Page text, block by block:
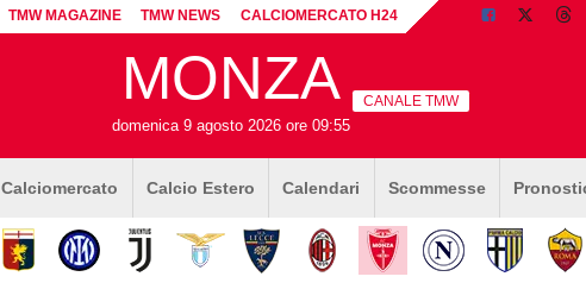
TMW MAGAZINE TMW NEWS CALCIOMERCATO H24
MONZA
domenica 9 agosto 2026 ore 09:55
CANALE TMW
Calciomercato Calcio Estero Calendari Scommesse